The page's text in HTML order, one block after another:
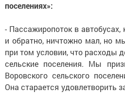
поселениях»:
- Пассажиропоток в
и обратно, ничтожно мал, но
при том условии, что расходы
сельские поселения. Мы
Воровского сельского
Она старается удовлетворить